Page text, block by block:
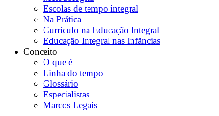
Escolas de tempo integral
Na Prática
Currículo na Educação Integral
Educação Integral nas Infâncias
Conceito
O que é
Linha do tempo
Glossário
Especialistas
Marcos Legais